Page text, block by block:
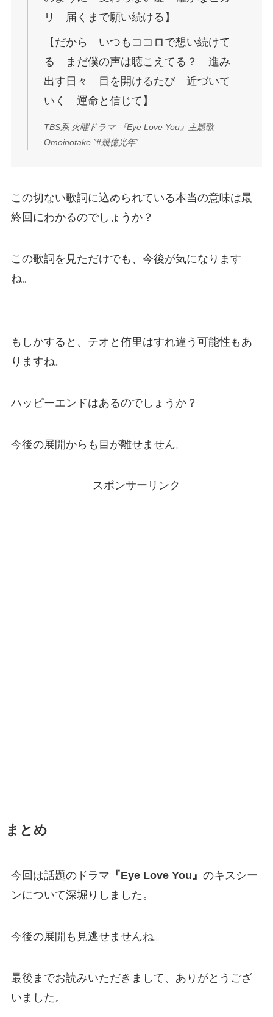
リ 届くまで願い続ける】
【だから いつもココロで想い続けて
る まだ僕の声は聴こえてる？ 進み
出す日々 目を開けるたび 近づいて
いく 運命と信じて】
TBS系 火曜ドラマ 『Eye Love You』主題歌
Omoinotake ”#幾億光年”
この切ない歌詞に込められている本当の意味は最
終回にわかるのでしょうか？
この歌詞を見ただけでも、今後が気になります
ね。
もしかすると、テオと侑里はすれ違う可能性もあ
りますね。
ハッピーエンドはあるのでしょうか？
今後の展開からも目が離せません。
スポンサーリンク
まとめ
今回は話題のドラマ 『Eye Love You』 のキスシー
ンについて深堀りしました。
今後の展開も見逃せませんね。
最後までお読みいただきまして、ありがとうござ
いました。